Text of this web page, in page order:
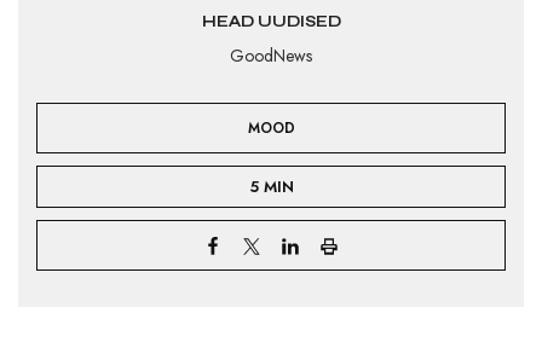
HEAD UUDISED
GoodNews
MOOD
5 MIN